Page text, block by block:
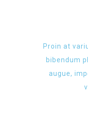
Proin at
bibendum
augue,